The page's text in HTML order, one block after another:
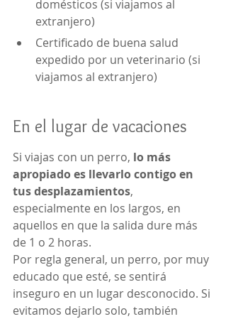
domésticos (si viajamos al
extranjero)
Certificado de buena salud
expedido por un veterinario (si
viajamos al extranjero)
En el lugar de vacaciones
Si viajas con un perro, lo más
apropiado es llevarlo contigo en
tus desplazamientos,
especialmente en los largos, en
aquellos en que la salida dure más
de 1 o 2 horas.
Por regla general, un perro, por muy
educado que esté, se sentirá
inseguro en un lugar desconocido. Si
evitamos dejarlo solo, también